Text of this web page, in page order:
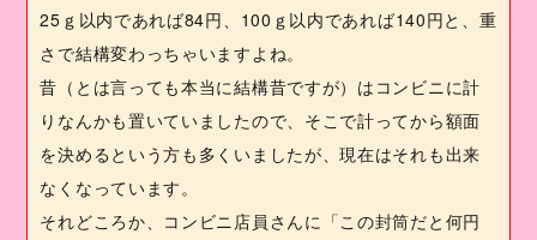
25 ｇ以内であれば84円、 100 ｇ以内であれば140円と、重
さで結構変わっちゃいますよね。
昔（とは言っても本当に結構昔ですが）はコンビニに計
りなんかも置いていましたので、そこで計ってから額面
を決めるという方も多くいましたが、現在はそれも出来
なくなっています。
それどころか、コンビニ店員さんに「この封筒だと何円